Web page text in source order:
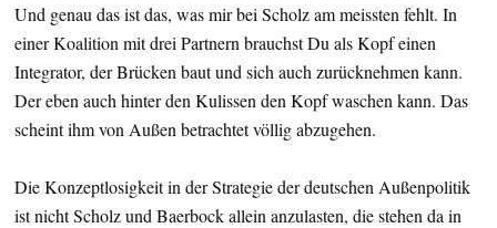
Und genau das ist das, was mir bei Scholz am meissten fehlt. In
einer Koalition mit drei Partnern brauchst Du als Kopf einen
Integrator, der Brücken baut und sich auch zurücknehmen kann.
Der eben auch hinter den Kulissen den Kopf waschen kann. Das
scheint ihm von Außen betrachtet völlig abzugehen.
Die Konzeptlosigkeit in der Strategie der deutschen Außenpolitik
ist nicht Scholz und Baerbock allein anzulasten, die stehen da in